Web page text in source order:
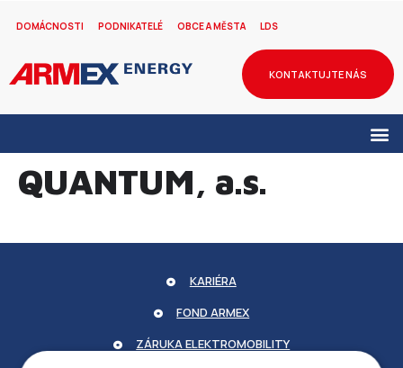
DOMÁCNOSTI PODNIKATELÉ OBCE A MĚSTA LDS
KONTAKTUJTE NÁS
QUANTUM, a.s.
KARIÉRA
FOND ARMEX
ZÁRUKA ELEKTROMOBILITY